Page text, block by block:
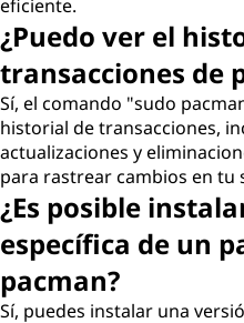
eficiente.
¿Puedo ver el
transacciones de
Sí, el comando "sudo
historial de transacciones,
actualizaciones y
para rastrear cambios en tu
¿Es posible
específica de un
pacman?
Sí, puedes instalar una